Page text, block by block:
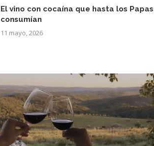
El vino con cocaína que hasta los Papas
consumían
11 mayo, 2026